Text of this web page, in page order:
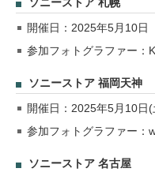
ソニーストア 札幌
開催日：2025年5月10日
参加フォトグラファー：
ソニーストア 福岡天神
開催日：2025年5月10日(
参加フォトグラファー：
ソニーストア 名古屋